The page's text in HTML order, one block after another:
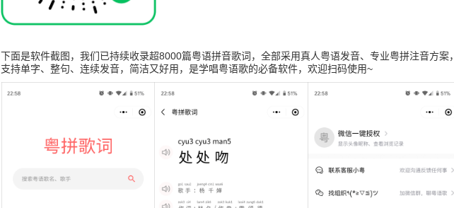
下面是软件截图，我们已持续收录超8000篇粤语拼音歌词，全部采用真人粤语发音、专业粤拼注音方案，
支持单字、整句、连续发音，简洁又好用，是学唱粤语歌的必备软件，欢迎扫码使用~